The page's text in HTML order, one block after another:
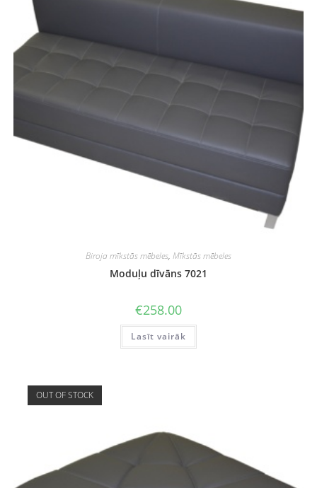
Biroja mīkstās mēbeles, Mīkstās mēbeles
Moduļu dīvāns 7021
€258.00
Lasīt vairāk
OUT OF STOCK